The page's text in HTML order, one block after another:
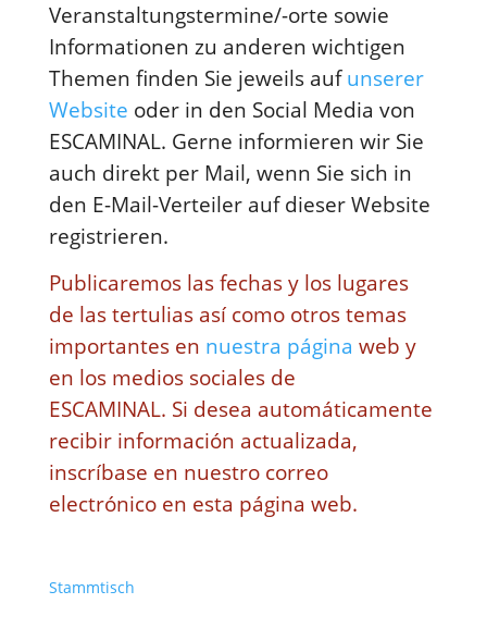
Veranstaltungstermine/-orte sowie
Informationen zu anderen wichtigen
Themen finden Sie jeweils auf unserer
Website oder in den Social Media von
ESCAMINAL. Gerne informieren wir Sie
auch direkt per Mail, wenn Sie sich in
den E-Mail-Verteiler auf dieser Website
registrieren.
Publicaremos las fechas y los lugares
de las tertulias así como otros temas
importantes en nuestra página web y
en los medios sociales de
ESCAMINAL. Si desea automáticamente
recibir información actualizada,
inscríbase en nuestro correo
electrónico en esta página web.
Stammtisch